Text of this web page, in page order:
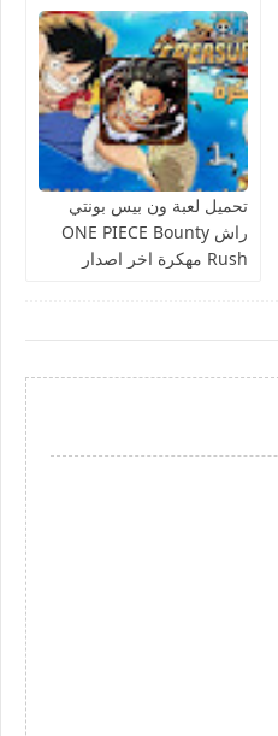
تحميل لعبة ون بيس بونتي
راش ONE PIECE Bounty
Rush مهكرة اخر اصدار